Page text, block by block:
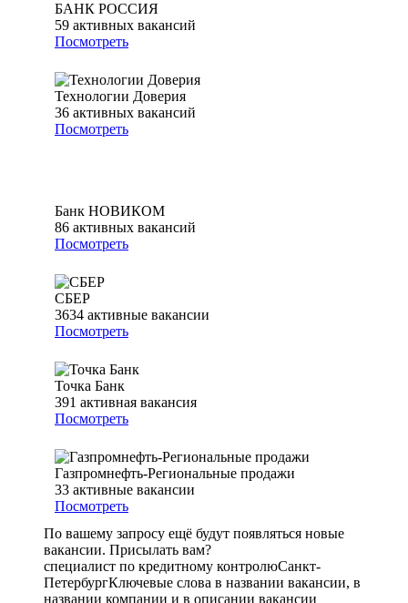
БАНК РОССИЯ
59 активных вакансий
Посмотреть
Технологии Доверия
36 активных вакансий
Посмотреть
Банк НОВИКОМ
86 активных вакансий
Посмотреть
СБЕР
3634 активные вакансии
Посмотреть
Точка Банк
391 активная вакансия
Посмотреть
Газпромнефть-Региональные продажи
33 активные вакансии
Посмотреть
По вашему запросу ещё будут появляться новые
вакансии. Присылать вам?
специалист по кредитному контролюСанкт-
ПетербургКлючевые слова в названии вакансии, в
названии компании и в описании вакансии